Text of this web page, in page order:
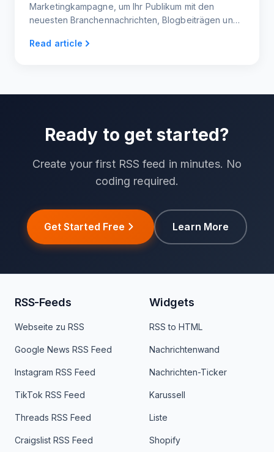
Marketingkampagne, um Ihr Publikum mit den
neuesten Branchennachrichten, Blogbeiträgen und
Read article
Ready to get started?
Create your first RSS feed in minutes. No
coding required.
Get Started Free Learn More
RSS-Feeds
Webseite zu RSS
Google News RSS Feed
Instagram RSS Feed
TikTok RSS Feed
Threads RSS Feed
Craigslist RSS Feed
Widgets
RSS to HTML
Nachrichtenwand
Nachrichten-Ticker
Karussell
Liste
Shopify